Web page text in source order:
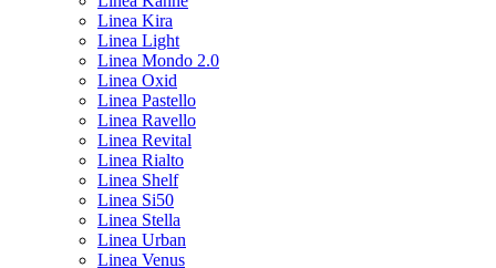
Linea Kira
Linea Light
Linea Mondo 2.0
Linea Oxid
Linea Pastello
Linea Ravello
Linea Revital
Linea Rialto
Linea Shelf
Linea Si50
Linea Stella
Linea Urban
Linea Venus